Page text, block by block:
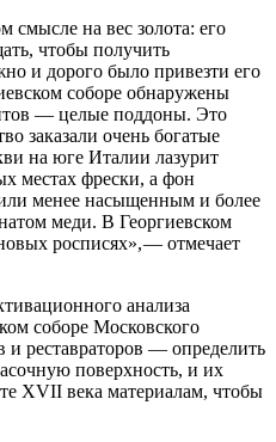
смысле на вес золота: его
чтобы получить
и дорого было привезти его
соборе обнаружены
— ​целые поддоны. Это
заказали очень богатые
на юге Италии лазурит
местах фрески, а фон
менее насыщенным и более
меди. В Георгиевском
росписях», — ​отмечает
анализа
соборе Московского
и реставраторов — ​определить
поверхность, и их
XVII века материалам, чтобы